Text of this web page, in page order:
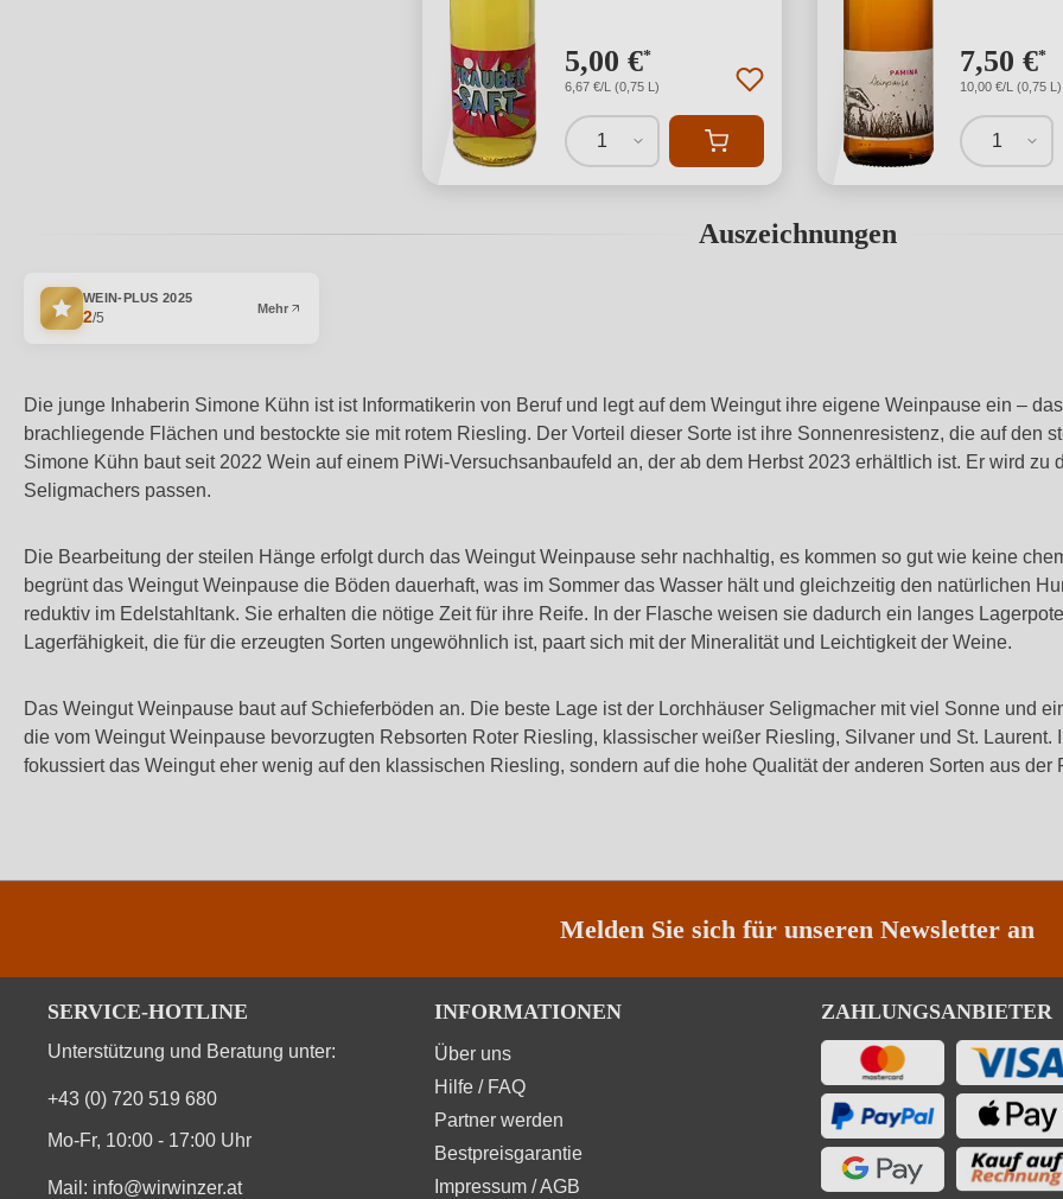
5,00 €*
6,67 €/L (0,75 L)
1
7,50 €*
10,00 €/L (0,75 L)
1
Auszeichnungen
WEIN-PLUS 2025
2/5
Mehr
Die junge Inhaberin Simone Kühn ist ist Informatikerin von Beruf und legt auf dem Weingut ihre eigene Weinpause ein –
brachliegende Flächen und bestockte sie mit rotem Riesling. Der Vorteil dieser Sorte ist ihre Sonnenresistenz, die auf den
Simone Kühn baut seit 2022 Wein auf einem PiWi-Versuchsanbaufeld an, der ab dem Herbst 2023 erhältlich ist. Er wird
Seligmachers passen.
Die Bearbeitung der steilen Hänge erfolgt durch das Weingut Weinpause sehr nachhaltig, es kommen so gut wie keine
begrünt das Weingut Weinpause die Böden dauerhaft, was im Sommer das Wasser hält und gleichzeitig den natürlichen
reduktiv im Edelstahltank. Sie erhalten die nötige Zeit für ihre Reife. In der Flasche weisen sie dadurch ein langes
Lagerfähigkeit, die für die erzeugten Sorten ungewöhnlich ist, paart sich mit der Mineralität und Leichtigkeit der Weine.
Das Weingut Weinpause baut auf Schieferböden an. Die beste Lage ist der Lorchhäuser Seligmacher mit viel Sonne und
die vom Weingut Weinpause bevorzugten Rebsorten Roter Riesling, klassischer weißer Riesling, Silvaner und St.
fokussiert das Weingut eher wenig auf den klassischen Riesling, sondern auf die hohe Qualität der anderen Sorten aus der
Melden Sie sich für unseren Newsletter an
SERVICE-HOTLINE
Unterstützung und Beratung unter:
+43 (0) 720 519 680
Mo-Fr, 10:00 - 17:00 Uhr
Mail: info@wirwinzer.at
INFORMATIONEN
Über uns
Hilfe / FAQ
Partner werden
Bestpreisgarantie
Impressum / AGB
ZAHLUNGSANBIETER